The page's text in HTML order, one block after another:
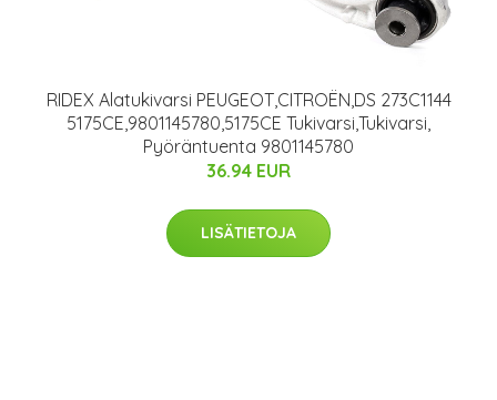
RIDEX Alatukivarsi PEUGEOT,CITROËN,DS 273C1144
5175CE,9801145780,5175CE Tukivarsi,Tukivarsi,
Pyöräntuenta 9801145780
36.94 EUR
LISÄTIETOJA